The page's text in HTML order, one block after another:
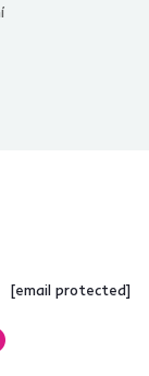
[email protected]